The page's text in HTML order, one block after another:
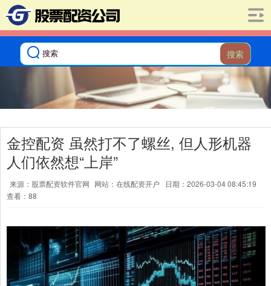
搜索
金控配资 虽然打不了螺丝, 但人形机器
人们依然想“上岸”
来源：股票配资软件官网 网站：在线配资开户
日期：2026-03-04 08:45:19
查看：88